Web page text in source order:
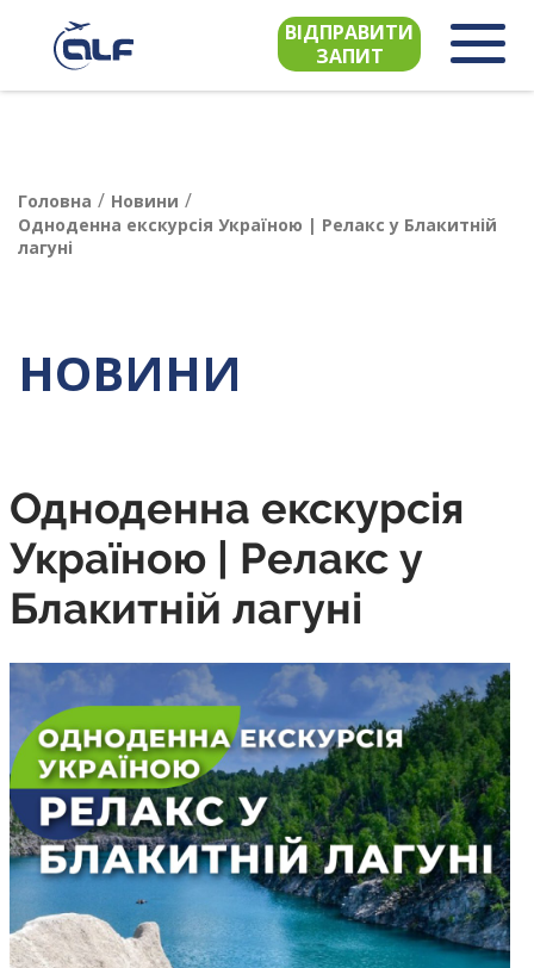
ВІДПРАВИТИ
ЗАПИТ
Головна / Новини /
Одноденна екскурсія Україною | Релакс у Блакитній
лагуні
НОВИНИ
Одноденна екскурсія
Україною | Релакс у
Блакитній лагуні